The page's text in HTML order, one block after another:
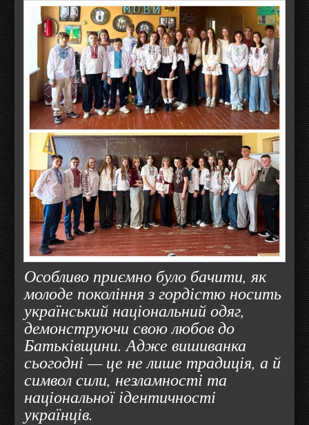
Особливо приємно було бачити, як
молоде покоління з гордістю носить
український національний одяг,
демонструючи свою любов до
Батьківщини. Адже вишиванка
сьогодні — це не лише традиція, а й
символ сили, незламності та
національної ідентичності
українців.